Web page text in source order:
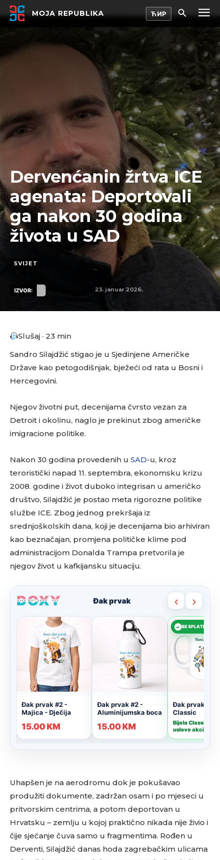
MOJA REPUBLIKA
Dervenćanin žrtva ICE
agenata: Deportovali
ga nakon 30 godina
života u SAD
SVIJET
IZVOR: 23. januar 2026.
Slušaj · 23 min
Sandro Silajdžić stigao je u Sjedinjene Američke
Države kao petogodišnjak, bježeći od rata u Bosni i
Hercegovini.
Njegov životni put, decenijama čvrsto vezan za
Detroit i okolinu, naglo je prekinut zbog američke
imigracione politike.
Nakon 30 godina provedenih u SAD-u, kroz
teroristički napad 11. septembra, ekonomsku krizu
2008. godine i život duboko integrisan u američko
društvo, Silajdžić je postao meta rigorozne politike
službe ICE. Zbog jednog prekršaja iz
srednjoškolskih dana, koji je decenijama bio arhiviran
kao beznačajan, promjena političke klime pod
administracijom Donalda Trampa pretvorila je
njegov život u kafkijansku situaciju.
Uhapšen je na aerodromu dok je pokušavao
produžiti dokumente, zadržan osam i po mjeseci u
pritvorskim centrima, a potom deportovan u
Hrvatsku – zemlju u kojoj praktično nikada nije živio i
čije sjećanje čuva samo u fragmentima. Rođen u
Derventi, Silajdžić danas hoda zagrebačkim ulicama